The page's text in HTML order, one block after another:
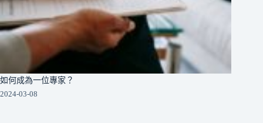
如何成為一位專家？
2024-03-08